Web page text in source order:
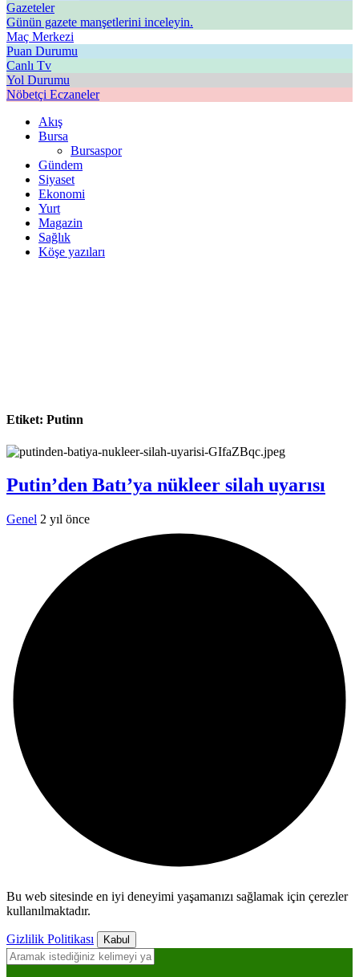
Gazeteler
Günün gazete manşetlerini inceleyin.
Maç Merkezi
Puan Durumu
Canlı Tv
Yol Durumu
Nöbetçi Eczaneler
Akış
Bursa
Bursaspor
Gündem
Siyaset
Ekonomi
Yurt
Magazin
Sağlık
Köşe yazıları
Etiket: Putinn
Putin’den Batı’ya nükleer silah uyarısı
Genel 2 yıl önce
Bu web sitesinde en iyi deneyimi yaşamanızı sağlamak için çerezler
kullanılmaktadır.
Gizlilik Politikası Kabul